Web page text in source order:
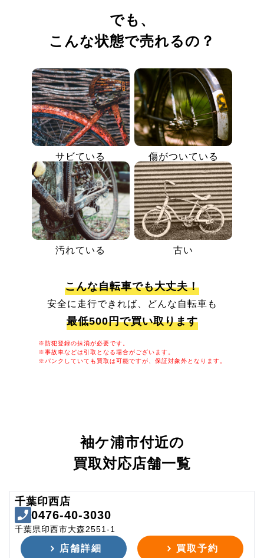
でも、
こんな状態で売れるの？
サビている 傷がついている
汚れている 古い
こんな自転車でも大丈夫！
安全に走行できれば、どんな自転車も
最低500円で買い取ります
※防犯登録の抹消が必要です。
※事故車などは引取となる場合がございます。
※パンクしていても買取は可能ですが、保証対象外となります。
袖ケ浦市付近の
買取対応店舗一覧
千葉印西店
0476-40-3030
千葉県印西市大森2551-1
店舗詳細 買取予約